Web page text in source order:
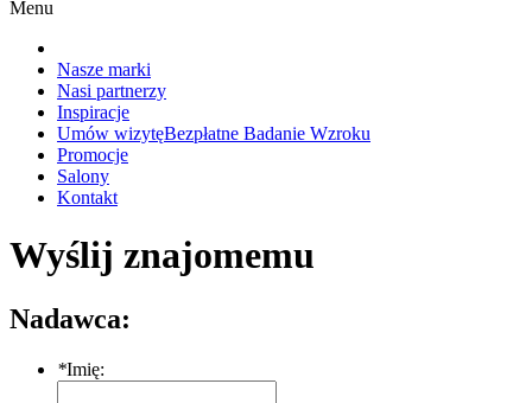
Menu
Nasze marki
Nasi partnerzy
Inspiracje
Umów wizytęBezpłatne Badanie Wzroku
Promocje
Salony
Kontakt
Wyślij znajomemu
Nadawca:
*Imię: